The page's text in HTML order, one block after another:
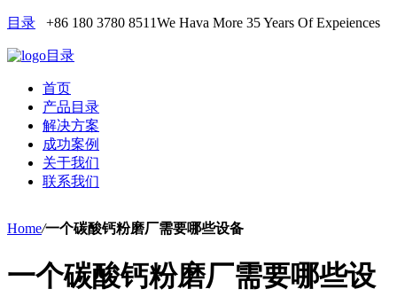
目录 +86 180 3780 8511We Hava More 35 Years Of Expeiences
目录
首页
产品目录
解决方案
成功案例
关于我们
联系我们
Home/一个碳酸钙粉磨厂需要哪些设备
一个碳酸钙粉磨厂需要哪些设